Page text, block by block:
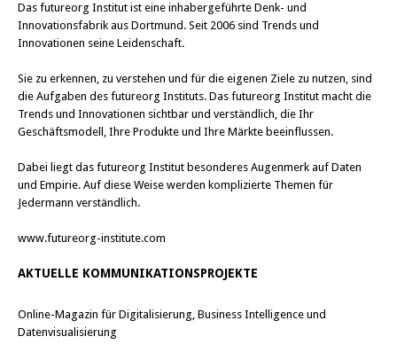
Das futureorg Institut ist eine inhabergeführte Denk- und
Innovationsfabrik aus Dortmund. Seit 2006 sind Trends und
Innovationen seine Leidenschaft.
Sie zu erkennen, zu verstehen und für die eigenen Ziele zu nutzen, sind
die Aufgaben des futureorg Instituts. Das futureorg Institut macht die
Trends und Innovationen sichtbar und verständlich, die Ihr
Geschäftsmodell, Ihre Produkte und Ihre Märkte beeinflussen.
Dabei liegt das futureorg Institut besonderes Augenmerk auf Daten
und Empirie. Auf diese Weise werden komplizierte Themen für
Jedermann verständlich.
www.futureorg-institute.com
AKTUELLE KOMMUNIKATIONSPROJEKTE
Online-Magazin für Digitalisierung, Business Intelligence und
Datenvisualisierung